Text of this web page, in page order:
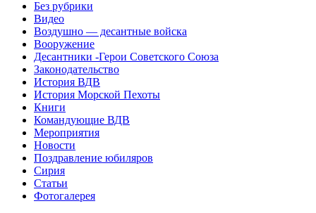
Без рубрики
Видео
Воздушно — десантные войска
Вооружение
Десантники -Герои Советского Союза
Законодательство
История ВДВ
История Морской Пехоты
Книги
Командующие ВДВ
Мероприятия
Новости
Поздравление юбиляров
Сирия
Статьи
Фотогалерея